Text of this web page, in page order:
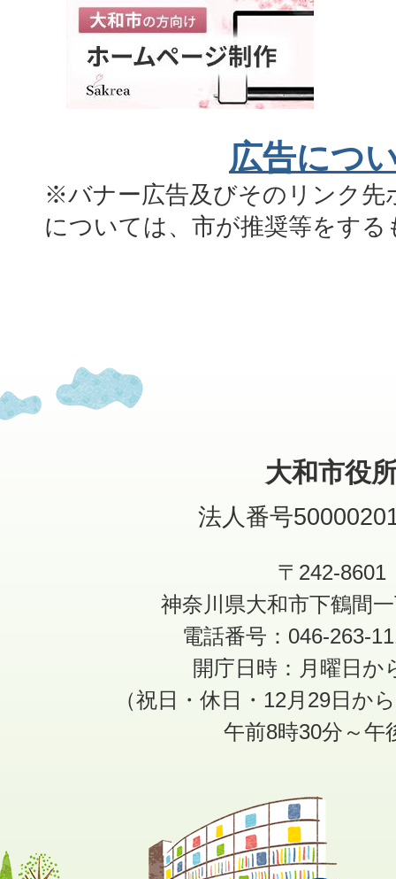
広告につ
※バナー広告及びそのリンク先
については、市が推奨等をす
大和市役
法人番号
〒242-8601
神奈川県大和市下鶴間
電話番号：046-263-
開庁日時：月曜日か
（祝日・休日・12月29日か
午前8時30分～午